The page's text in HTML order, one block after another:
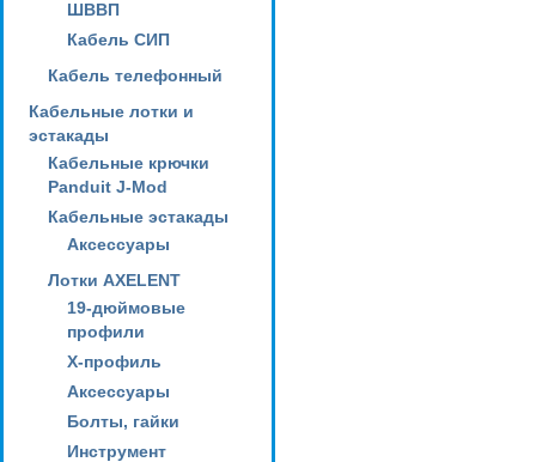
ШВВП
Кабель СИП
Кабель телефонный
Кабельные лотки и
эстакады
Кабельные крючки
Panduit J-Mod
Кабельные эстакады
Аксессуары
Лотки AXELENT
19-дюймовые
профили
X-профиль
Аксессуары
Болты, гайки
Инструмент